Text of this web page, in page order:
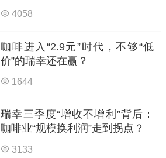
4058
咖啡进入“2.9元”时代，不够“低
价”的瑞幸还在赢？
1644
瑞幸三季度“增收不增利”背后：
咖啡业“规模换利润”走到拐点？
3133